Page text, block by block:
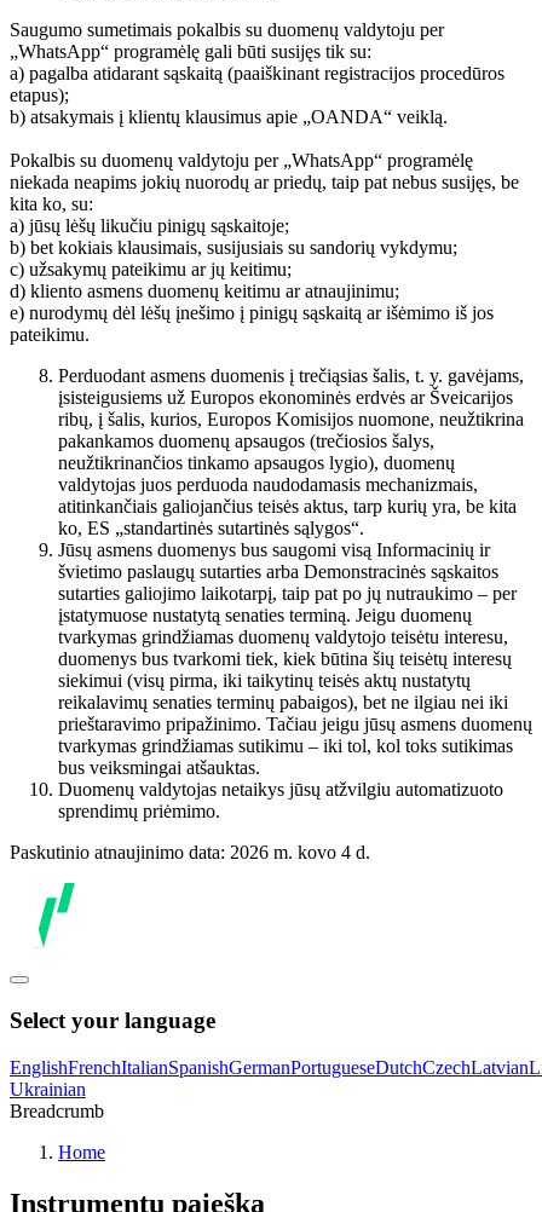
Saugumo sumetimais pokalbis su duomenų valdytoju per
„WhatsApp“ programėlę gali būti susijęs tik su:
a) pagalba atidarant sąskaitą (paaiškinant registracijos procedūros
etapus);
b) atsakymais į klientų klausimus apie „OANDA“ veiklą.
Pokalbis su duomenų valdytoju per „WhatsApp“ programėlę
niekada neapims jokių nuorodų ar priedų, taip pat nebus susijęs, be
kita ko, su:
a) jūsų lėšų likučiu pinigų sąskaitoje;
b) bet kokiais klausimais, susijusiais su sandorių vykdymu;
c) užsakymų pateikimu ar jų keitimu;
d) kliento asmens duomenų keitimu ar atnaujinimu;
e) nurodymų dėl lėšų įnešimo į pinigų sąskaitą ar išėmimo iš jos
pateikimu.
Perduodant asmens duomenis į trečiąsias šalis, t. y. gavėjams,
įsisteigusiems už Europos ekonominės erdvės ar Šveicarijos
ribų, į šalis, kurios, Europos Komisijos nuomone, neužtikrina
pakankamos duomenų apsaugos (trečiosios šalys,
neužtikrinančios tinkamo apsaugos lygio), duomenų
valdytojas juos perduoda naudodamasis mechanizmais,
atitinkančiais galiojančius teisės aktus, tarp kurių yra, be kita
ko, ES „standartinės sutartinės sąlygos“.
Jūsų asmens duomenys bus saugomi visą Informacinių ir
švietimo paslaugų sutarties arba Demonstracinės sąskaitos
sutarties galiojimo laikotarpį, taip pat po jų nutraukimo – per
įstatymuose nustatytą senaties terminą. Jeigu duomenų
tvarkymas grindžiamas duomenų valdytojo teisėtu interesu,
duomenys bus tvarkomi tiek, kiek būtina šių teisėtų interesų
siekimui (visų pirma, iki taikytinų teisės aktų nustatytų
reikalavimų senaties terminų pabaigos), bet ne ilgiau nei iki
prieštaravimo pripažinimo. Tačiau jeigu jūsų asmens duomenų
tvarkymas grindžiamas sutikimu – iki tol, kol toks sutikimas
bus veiksmingai atšauktas.
Duomenų valdytojas netaikys jūsų atžvilgiu automatizuoto
sprendimų priėmimo.
Paskutinio atnaujinimo data: 2026 m. kovo 4 d.
Select your language
EnglishFrenchItalianSpanishGermanPortugueseDutchCzechLatvian
Ukrainian
Breadcrumb
Home
Instrumentų paieška